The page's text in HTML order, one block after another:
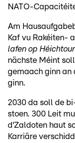
NATO-
Am
Kaf vu Rakéiten-
lafen op
nächste Méint
gemaach ginn an
ginn.
2030 da soll de
stoen. 300 Leit
d‘Zaldoten haut
Karriäre